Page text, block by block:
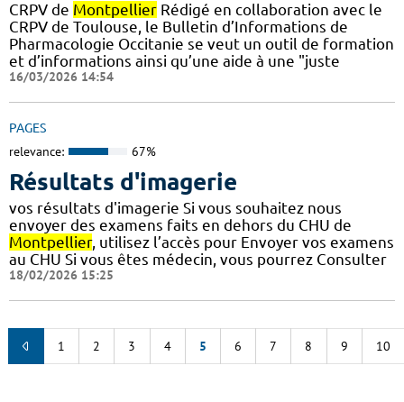
CRPV de Montpellier Rédigé en collaboration avec le
CRPV de Toulouse, le Bulletin d’Informations de
Pharmacologie Occitanie se veut un outil de formation
et d’informations ainsi qu’une aide à une "juste
16/03/2026 14:54
PAGES
relevance: 67%
Résultats d'imagerie
vos résultats d'imagerie Si vous souhaitez nous
envoyer des examens faits en dehors du CHU de
Montpellier, utilisez l’accès pour Envoyer vos examens
au CHU Si vous êtes médecin, vous pourrez Consulter
18/02/2026 15:25
1 2 3 4 5 6 7 8 9 10